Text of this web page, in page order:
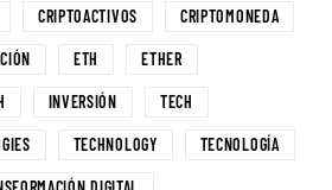
CRIPTOACTIVOS CRIPTOMONEDA
ETH ETHER
INVERSIÓN TECH
TECHNOLOGY TECNOLOGÍA